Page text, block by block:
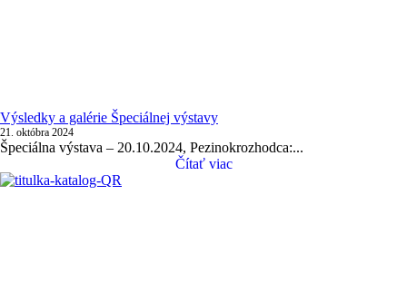
Výsledky a galérie Špeciálnej výstavy
21. októbra 2024
Špeciálna výstava – 20.10.2024, Pezinokrozhodca:...
Čítať viac